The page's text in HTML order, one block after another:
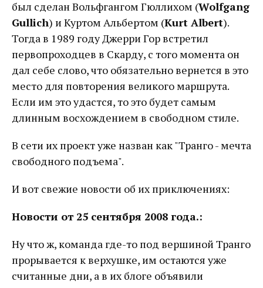
был сделан Вольфгангом Гюллихом (Wolfgang
Gullich) и Куртом Альбертом (Kurt Albert).
Тогда в 1989 году Джерри Гор встретил
первопроходцев в Скарду, с того момента он
дал себе слово, что обязательно вернется в это
место для повторения великого маршрута.
Если им это удастся, то это будет самым
длинным восхождением в свободном стиле.
В сети их проект уже назван как "Транго - мечта
свободного подъема".
И вот свежие новости об их приключениях:
Новости от 25 сентября 2008 года.:
Ну что ж, команда где-то под вершиной Транго
прорывается к верхушке, им остаются уже
считанные дни, а в их блоге объявили